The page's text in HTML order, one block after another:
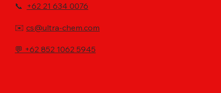
📞 +62 21 634 0076
✉️ cs@ultra-chem.com
💬 +62 852 1062 5945